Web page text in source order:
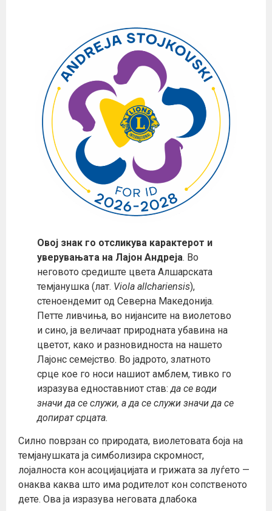
Овој знак го отсликува карактерот и
уверувањата на Лајон Андреја. Во
неговото средиште цвета Алшарската
темјанушка (лат. Viola allchariensis),
стеноендемит од Северна Македонија.
Петте ливчиња, во нијансите на виолетово
и сино, ја величаат природната убавина на
цветот, како и разновидноста на нашето
Лајонс семејство. Во јадрото, златното
срце кое го носи нашиот амблем, тивко го
изразува едноставниот став:да се води
значи да се служи, а да се служи значи да се
допират срцата.
Силно поврзан со природата, виолетовата боја на
темјанушката ја симболизира скромност,
лојалноста кон асоцијацијата и грижата за луѓето —
онаква каква што има родителот кон сопственото
дете. Ова ја изразува неговата длабока